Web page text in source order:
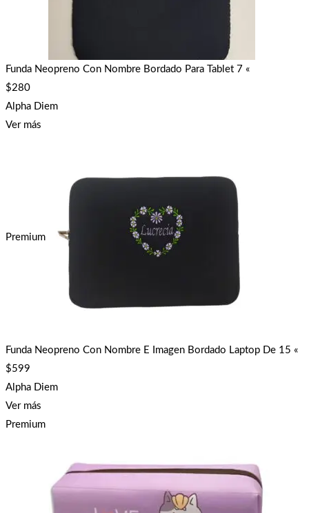
Funda Neopreno Con Nombre Bordado Para Tablet 7 «
$280
Alpha Diem
Ver más
Premium
Funda Neopreno Con Nombre E Imagen Bordado Laptop De 15 «
$599
Alpha Diem
Ver más
Premium